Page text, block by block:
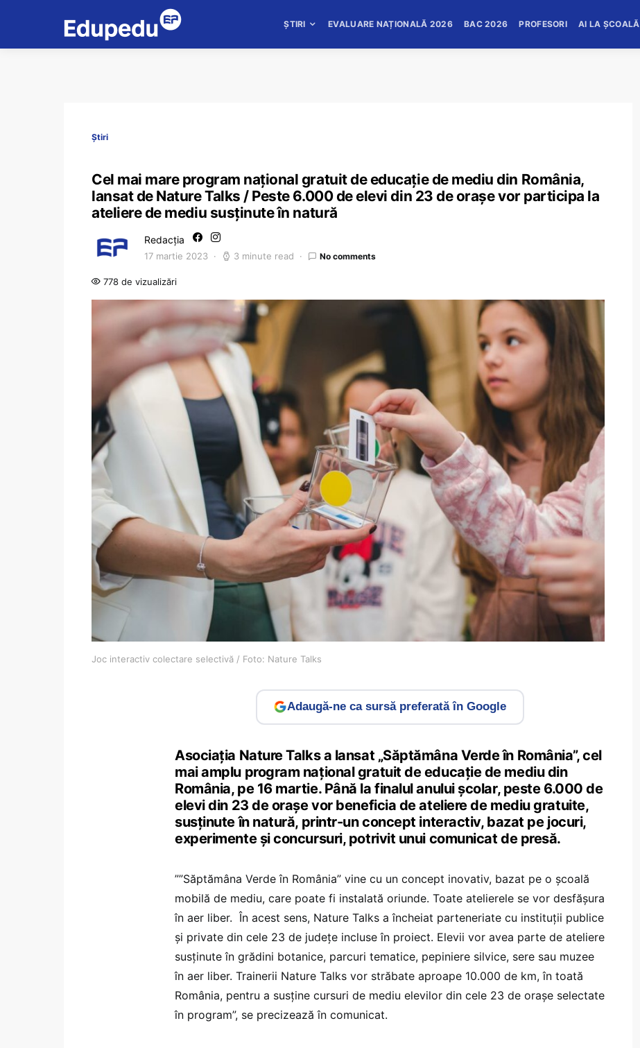
ȘTIRI EVALUARE NAȚIONALĂ 2026 BAC 2026 PROFESORI AI LA ȘCOALĂ
Știri
Cel mai mare program național gratuit de educație de mediu din România,
lansat de Nature Talks / Peste 6.000 de elevi din 23 de orașe vor participa la
ateliere de mediu susținute în natură
Redacția
17 martie 2023 3 minute read No comments
778 de vizualizări
Joc interactiv colectare selectivă / Foto: Nature Talks
Adaugă-ne ca sursă preferată în Google
Asociația Nature Talks a lansat „Săptămâna Verde în România”, cel
mai amplu program național gratuit de educație de mediu din
România, pe 16 martie. Până la finalul anului școlar, peste 6.000 de
elevi din 23 de orașe vor beneficia de ateliere de mediu gratuite,
susținute în natură, printr-un concept interactiv, bazat pe jocuri,
experimente și concursuri, potrivit unui comunicat de presă.
””Săptămâna Verde în România” vine cu un concept inovativ, bazat pe o școală
mobilă de mediu, care poate fi instalată oriunde. Toate atelierele se vor desfășura
în aer liber. În acest sens, Nature Talks a încheiat parteneriate cu instituții publice
și private din cele 23 de județe incluse în proiect. Elevii vor avea parte de ateliere
susținute în grădini botanice, parcuri tematice, pepiniere silvice, sere sau muzee
în aer liber. Trainerii Nature Talks vor străbate aproape 10.000 de km, în toată
România, pentru a susține cursuri de mediu elevilor din cele 23 de orașe selectate
în program”, se precizează în comunicat.